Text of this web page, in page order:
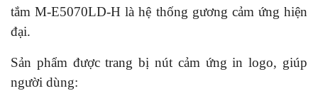
tắm M-E5070LD-H là hệ thống gương cảm ứng hiện
đại.
Sản phẩm được trang bị nút cảm ứng in logo, giúp
người dùng: